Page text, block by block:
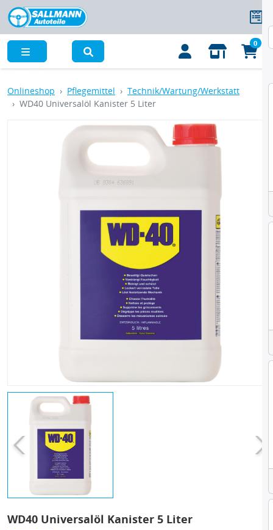
0
Onlineshop Pflegemittel
Technik/Wartung/Werkstatt
WD40 Universalöl Kanister 5 Liter
WD40 Universalöl Kanister 5 Liter